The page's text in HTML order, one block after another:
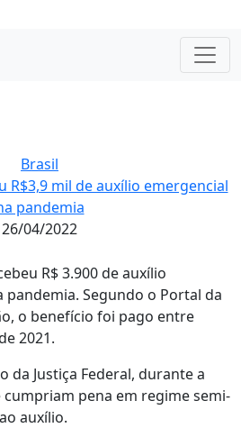
Brasil
R$3,9 mil de auxílio emergencial
pandemia
26/04/2022
R$ 3.900 de auxílio
Segundo o Portal da
o benefício foi pago entre
2021.
da Justiça Federal, durante a
pena em regime semi-
auxílio.